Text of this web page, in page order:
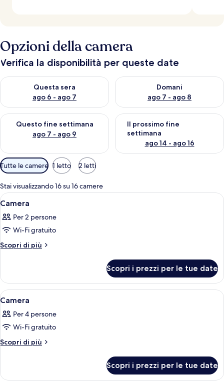
Opzioni della camera
Verifica la disponibilità per queste date
Questa sera
ago 6 - ago 7
Verifica la disponibilità per questa sera, ago 6 - ago 7
Domani
ago 7 - ago 8
Verifica la disponibilità per
Questo fine settimana
ago 7 - ago 9
Verifica la disponibilità per questo fine settimana, ago 7 - ago
Il prossimo fine
settimana
ago 14 - ago 16
Verifica la disponibilità per il
Filtri
disponibili
per
le
camere
Tutte le camere 1 letto 2 letti
Stai visualizzando 16 su 16 camere
Apri
tutte
le
foto
per
Una camera d'albergo con un letto,
2
Camera
Per 2 persone
Wi-Fi gratuito
Scopri di più
Altri
Scopri i prezzi per le tue date
Apri
tutte
le
foto
per
Una stanza con un'ampia finestra ad
1
Camera
Per 4 persone
Wi-Fi gratuito
Scopri di più
Altri
Scopri i prezzi per le tue date